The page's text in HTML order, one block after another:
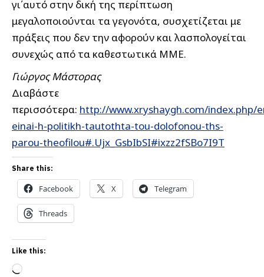
γι΄αυτό στην δική της περίπτωση
μεγαλοποιούνται τα γεγονότα, συσχετίζεται με
πράξεις που δεν την αφορούν και λασπολογείται
συνεχώς από τα καθεστωτικά ΜΜΕ.
Γιώργος Μάστορας
Διαβάστε
περισσότερα: http://www.xryshaygh.com/index.php/
einai-h-politikh-tautothta-tou-dolofonou-ths-
parou-theofilou#.Ujx_GsbIbSI#ixzz2fSBo7I9T
Share this:
Facebook X Telegram
Threads
Like this:
Loading…